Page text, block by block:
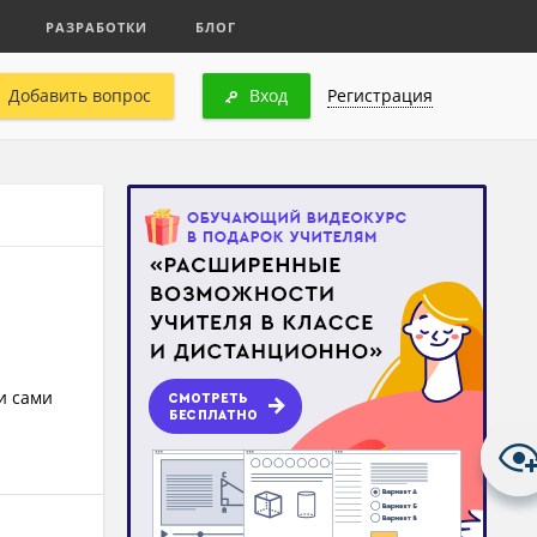
РАЗРАБОТКИ БЛОГ
Добавить вопрос Вход Регистрация
сами